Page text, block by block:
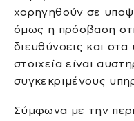
χορηγηθούν σε
όμως η πρόσβαση
διευθύνσεις και
στοιχεία είναι
συγκεκριμένους
Σύμφωνα με την